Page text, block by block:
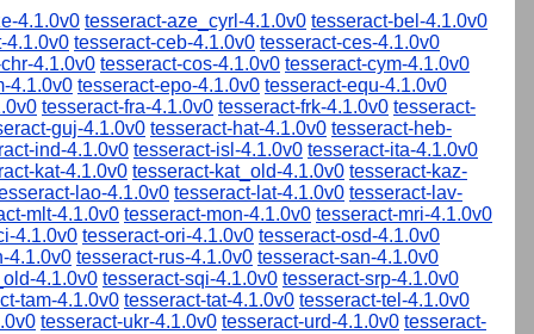
4.1.0v0 tesseract-aze_cyrl-4.1.0v0 tesseract-bel-4.1.0v0
4.1.0v0 tesseract-ceb-4.1.0v0 tesseract-ces-4.1.0v0
4.1.0v0 tesseract-cos-4.1.0v0 tesseract-cym-4.1.0v0
4.1.0v0 tesseract-epo-4.1.0v0 tesseract-equ-4.1.0v0
tesseract-fra-4.1.0v0 tesseract-frk-4.1.0v0 tesseract-
guj-4.1.0v0 tesseract-hat-4.1.0v0 tesseract-heb-
ind-4.1.0v0 tesseract-isl-4.1.0v0 tesseract-ita-4.1.0v0
kat-4.1.0v0 tesseract-kat_old-4.1.0v0 tesseract-kaz-
lao-4.1.0v0 tesseract-lat-4.1.0v0 tesseract-lav-
mlt-4.1.0v0 tesseract-mon-4.1.0v0 tesseract-mri-4.1.0v0
4.1.0v0 tesseract-ori-4.1.0v0 tesseract-osd-4.1.0v0
4.1.0v0 tesseract-rus-4.1.0v0 tesseract-san-4.1.0v0
4.1.0v0 tesseract-sqi-4.1.0v0 tesseract-srp-4.1.0v0
tam-4.1.0v0 tesseract-tat-4.1.0v0 tesseract-tel-4.1.0v0
tesseract-ukr-4.1.0v0 tesseract-urd-4.1.0v0 tesseract-